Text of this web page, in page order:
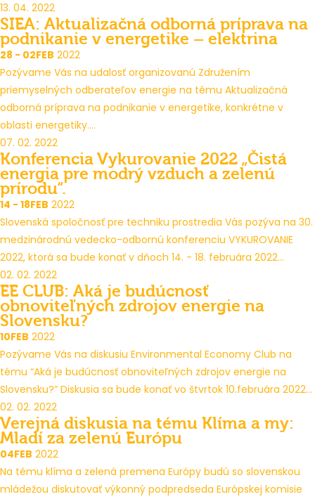
13. 04. 2022
SIEA: Aktualizačná odborná príprava na
podnikanie v energetike – elektrina
28 - 02FEB 2022
Pozývame Vás na udalosť organizovanú Združením
priemyselných odberateľov energie na tému Aktualizačná
odborná príprava na podnikanie v energetike, konkrétne v
oblasti energetiky....
07. 02. 2022
Konferencia Vykurovanie 2022 „Čistá
energia pre modrý vzduch a zelenú
prírodu“.
14 - 18FEB 2022
Slovenská spoločnosť pre techniku prostredia Vás pozýva na 30.
medzinárodnú vedecko-odbornú konferenciu VYKUROVANIE
2022, ktorá sa bude konať v dňoch 14. - 18. februára 2022...
02. 02. 2022
EE CLUB: Aká je budúcnosť
obnoviteľných zdrojov energie na
Slovensku?
10FEB 2022
Pozývame Vás na diskusiu Environmental Economy Club na
tému “Aká je budúcnosť obnoviteľných zdrojov energie na
Slovensku?” Diskusia sa bude konať vo štvrtok 10.februára 2022...
02. 02. 2022
Verejná diskusia na tému Klíma a my:
Mladí za zelenú Európu
04FEB 2022
Na tému klíma a zelená premena Európy budú so slovenskou
mládežou diskutovať výkonný podpredseda Európskej komisie